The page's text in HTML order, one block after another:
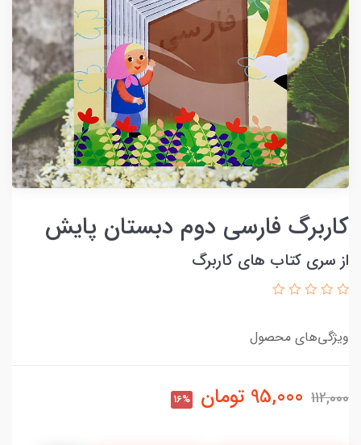
کاربرگ فارسی دوم دبستان پایش
از سری کتاب های کاربرگ
ویژگی‌های محصول
112,000
95,000 تومان 16%